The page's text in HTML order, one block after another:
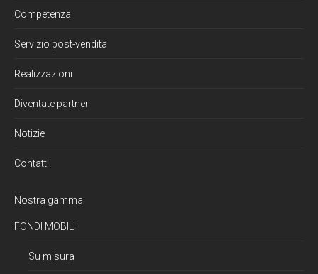
Competenza
Servizio post-vendita
Realizzazioni
Diventate partner
Notizie
Contatti
Nostra gamma
FONDI MOBILI
Su misura